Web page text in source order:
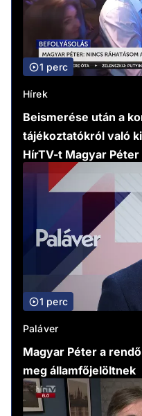
1 perc
Hírek
Beismerése után a
tájékoztatókról való
HírTV-t Magyar Péter
1 perc
Paláver
Magyar Péter a
meg államfőjelöltnek